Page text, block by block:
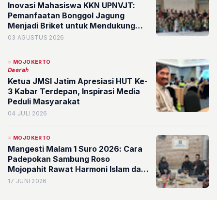
Inovasi Mahasiswa KKN UPNVJT:
Pemanfaatan Bonggol Jagung
Menjadi Briket untuk Mendukung
Optimasi Limbah Pertanian
03 AGUSTUS 2026
MOJOKERTO
𝘋𝘢𝘦𝘳𝘢𝘩
Ketua JMSI Jatim Apresiasi HUT Ke-
3 Kabar Terdepan, Inspirasi Media
Peduli Masyarakat
04 JULI 2026
MOJOKERTO
Mangesti Malam 1 Suro 2026: Cara
Padepokan Sambung Roso
Mojopahit Rawat Harmoni Islam dan
Budaya Jawa
17 JUNI 2026